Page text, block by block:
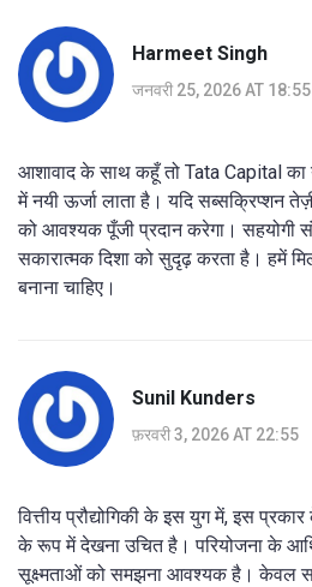
Harmeet Singh
जनवरी 25, 2026 AT 18:55
आशावाद के साथ कहूँ तो Tata Capital का
में नयी ऊर्जा लाता है। यदि सब्सक्रिप्शन
को आवश्यक पूँजी प्रदान करेगा। सहयोगी
सकारात्मक दिशा को सुदृढ़ करता है। हमें
बनाना चाहिए।
Sunil Kunders
फ़रवरी 3, 2026 AT 22:55
वित्तीय प्रौद्योगिकी के इस युग में, इस
के रूप में देखना उचित है। परियोजना के
सूक्ष्मताओं को समझना आवश्यक है। केवल